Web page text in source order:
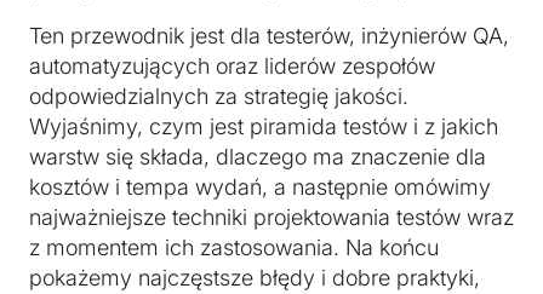
Ten przewodnik jest dla testerów, inżynierów QA,
automatyzujących oraz liderów zespołów
odpowiedzialnych za strategię jakości.
Wyjaśnimy, czym jest piramida testów i z jakich
warstw się składa, dlaczego ma znaczenie dla
kosztów i tempa wydań, a następnie omówimy
najważniejsze techniki projektowania testów wraz
z momentem ich zastosowania. Na końcu
pokażemy najczęstsze błędy i dobre praktyki,